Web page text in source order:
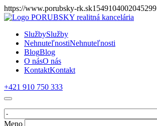
https://www.porubsky-rk.sk1549104002045299
SlužbySlužby
NehnuteľnostiNehnuteľnosti
BlogBlog
O násO nás
KontaktKontakt
+421 910 750 333
Meno